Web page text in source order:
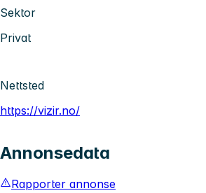
Sektor
Privat
Nettsted
https://vizir.no/
Annonsedata
Rapporter annonse